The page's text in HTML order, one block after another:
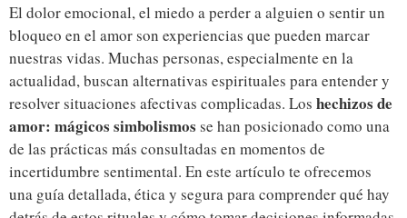
El dolor emocional, el miedo a perder a alguien o sentir un
bloqueo en el amor son experiencias que pueden marcar
nuestras vidas. Muchas personas, especialmente en la
actualidad, buscan alternativas espirituales para entender y
resolver situaciones afectivas complicadas. Los hechizos de
amor: mágicos simbolismos se han posicionado como una
de las prácticas más consultadas en momentos de
incertidumbre sentimental. En este artículo te ofrecemos
una guía detallada, ética y segura para comprender qué hay